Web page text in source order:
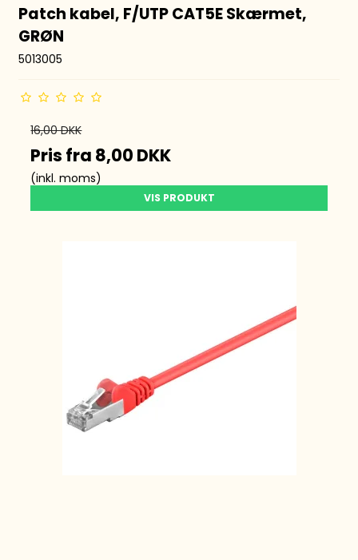
Patch kabel, F/UTP CAT5E Skærmet,
GRØN
5013005
16,00 DKK
Pris fra 8,00 DKK
(inkl. moms)
VIS PRODUKT